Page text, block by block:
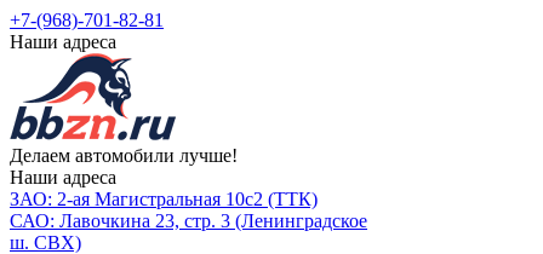
+7-(968)-701-82-81
Наши адреса
Делаем автомобили лучше!
Наши адреса
ЗАО: 2-ая Магистральная 10с2 (ТТК)
САО: Лавочкина 23, стр. 3 (Ленинградское
ш. СВХ)